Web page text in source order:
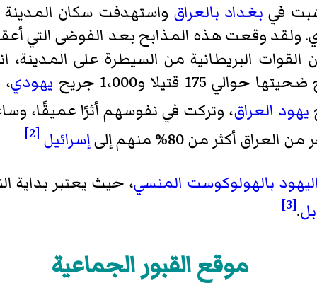
في بغداد بالعراق واستهدفت سكان
ولقد وقعت هذه المذابح بعد الفوضى التي
القوات البريطانية من السيطرة على المدينة،
175 قتيلا و1،000 جريح يهودي
يهود العراق، وتركت في نفوسهم أثرًا عميقًا،
أكثر من 80% منهم إلى إسرائيل [2]
اليهود بالهولوكوست المنسي، حيث يعتبر بداية
.
[3]
موقع القبور الجماعية